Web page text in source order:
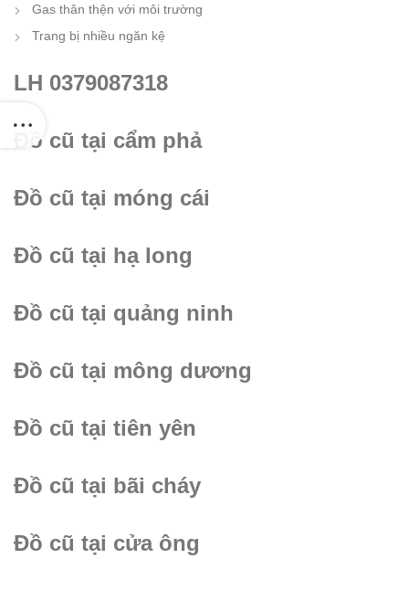
Gas thân thện với môi trường
Trang bị nhiều ngăn kệ
LH 0379087318
Đồ cũ tại cẩm phả
Đồ cũ tại móng cái
Đồ cũ tại hạ long
Đồ cũ tại quảng ninh
Đồ cũ tại mông dương
Đồ cũ tại tiên yên
Đồ cũ tại bãi cháy
Đồ cũ tại cửa ông